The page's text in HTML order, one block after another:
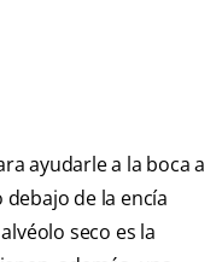
ayudarle a la boca a
de la encía
seco es la